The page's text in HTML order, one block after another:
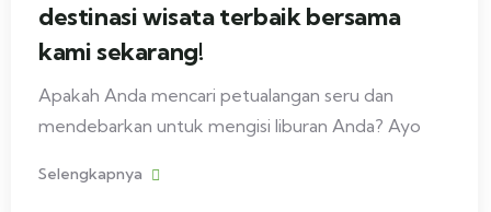
destinasi wisata terbaik bersama
kami sekarang!
Apakah Anda mencari petualangan seru dan
mendebarkan untuk mengisi liburan Anda? Ayo
Selengkapnya